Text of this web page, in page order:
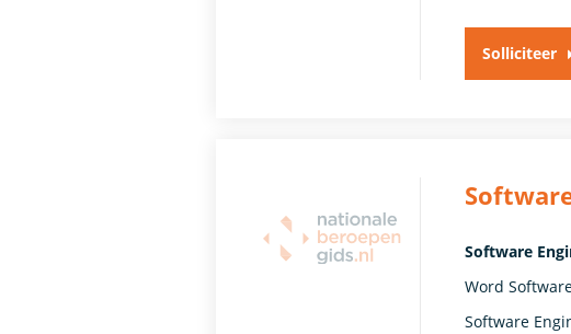
Solliciteer
Software
Word
Software